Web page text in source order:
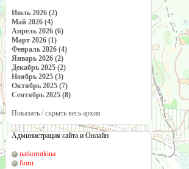
Июль 2026 (2)
Май 2026 (4)
Апрель 2026 (6)
Март 2026 (1)
Февраль 2026 (4)
Январь 2026 (2)
Декабрь 2025 (2)
Ноябрь 2025 (3)
Октябрь 2025 (7)
Сентябрь 2025 (8)
Показать / скрыть весь архив
Администрация сайта и Онлайн
natkorotkina
fioru